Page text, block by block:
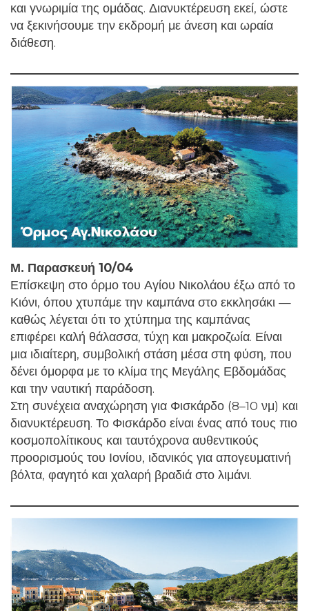
και γνωριμία της ομάδας. Διανυκτέρευση εκεί, ώστε
να ξεκινήσουμε την εκδρομή με άνεση και ωραία
διάθεση.
Μ. Παρασκευή 10/04
Επίσκεψη στο όρμο του Αγίου Νικολάου έξω από το
Κιόνι, όπου χτυπάμε την καμπάνα στο εκκλησάκι —
καθώς λέγεται ότι το χτύπημα της καμπάνας
επιφέρει καλή θάλασσα, τύχη και μακροζωία. Είναι
μια ιδιαίτερη, συμβολική στάση μέσα στη φύση, που
δένει όμορφα με το κλίμα της Μεγάλης Εβδομάδας
και την ναυτική παράδοση.
Στη συνέχεια αναχώρηση για Φισκάρδο (8–10 νμ) και
διανυκτέρευση. Το Φισκάρδο είναι ένας από τους πιο
κοσμοπολίτικους και ταυτόχρονα αυθεντικούς
προορισμούς του Ιονίου, ιδανικός για απογευματινή
βόλτα, φαγητό και χαλαρή βραδιά στο λιμάνι.